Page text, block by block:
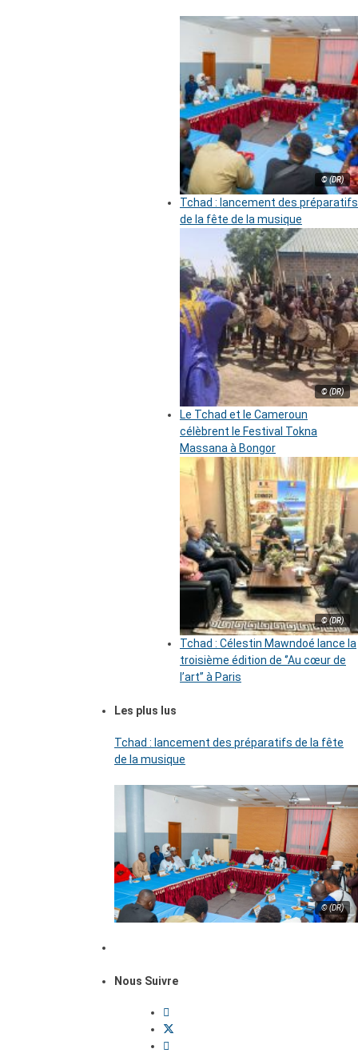
© (DR)
Tchad : lancement des préparatifs
de la fête de la musique
© (DR)
Le Tchad et le Cameroun
célèbrent le Festival Tokna
Massana à Bongor
© (DR)
Tchad : Célestin Mawndoé lance la
troisième édition de ‘’Au cœur de
l’art’’ à Paris
Les plus lus
Tchad : lancement des préparatifs de la fête
de la musique
© (DR)
Nous Suivre